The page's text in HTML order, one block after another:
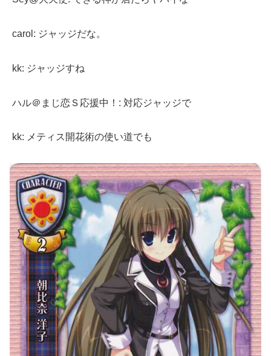
carol: ジャッジだな。
kk: ジャッジすね
ハル＠まじ恋Ｓ応援中！: 対応ジャッジで
kk: メティス開花術の使い道でも